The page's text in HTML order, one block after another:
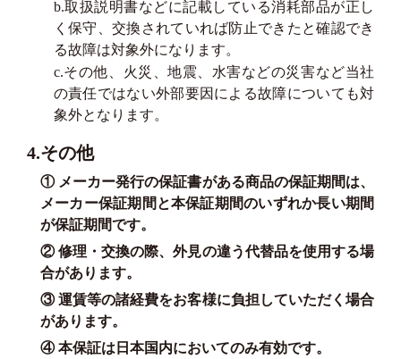
b.取扱説明書などに記載している消耗部品が正し
く保守、交換されていれば防止できたと確認でき
る故障は対象外になります。
c.その他、火災、地震、水害などの災害など当社
の責任ではない外部要因による故障についても対
象外となります。
4.その他
① メーカー発行の保証書がある商品の保証期間は、
メーカー保証期間と本保証期間のいずれか長い期間
が保証期間です。
② 修理・交換の際、外見の違う代替品を使用する場
合があります。
③ 運賃等の諸経費をお客様に負担していただく場合
があります。
④ 本保証は日本国内においてのみ有効です。